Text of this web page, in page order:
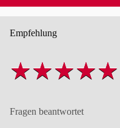
Empfehlung
Fragen beantwortet